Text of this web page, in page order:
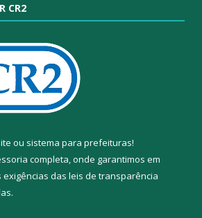
CR2
ou sistema para prefeituras!
completa, onde garantimos em
das leis de transparência